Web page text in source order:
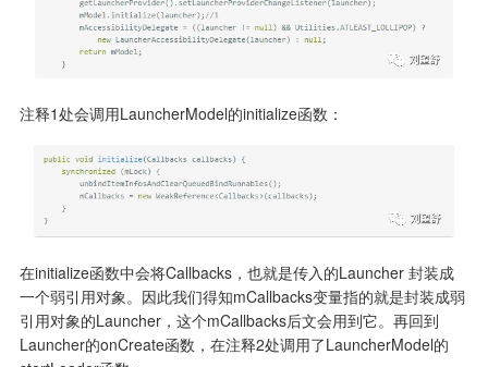
注释1处会调用LauncherModel的initialize函数：
在initialize函数中会将Callbacks，也就是传入的Launcher 封装成
一个弱引用对象。因此我们得知mCallbacks变量指的就是封装成弱
引用对象的Launcher，这个mCallbacks后文会用到它。再回到
Launcher的onCreate函数，在注释2处调用了LauncherModel的